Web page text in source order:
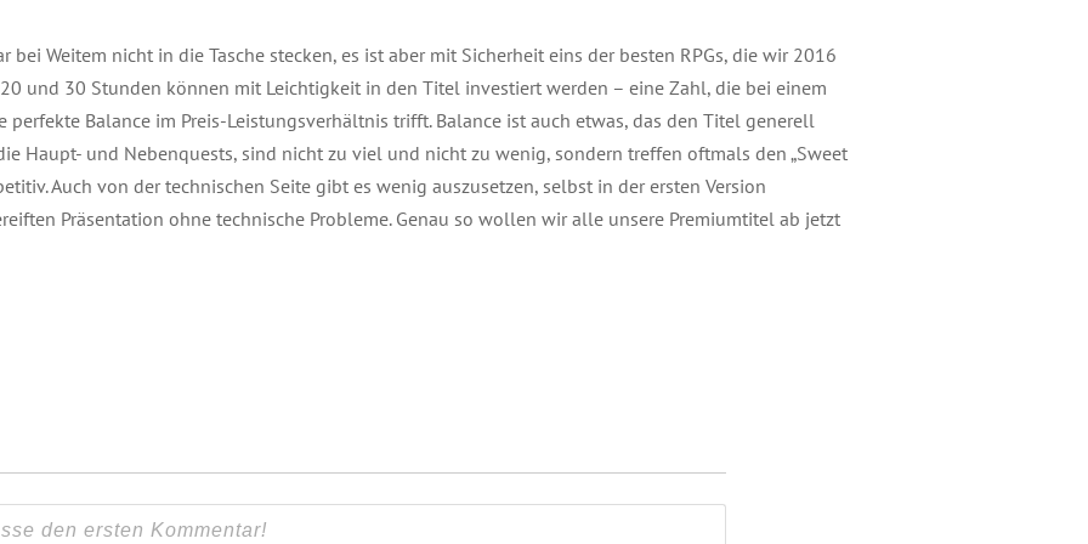
bei Weitem nicht in die Tasche stecken, es ist aber mit Sicherheit eins der besten RPGs, die wir 2016
und 30 Stunden können mit Leichtigkeit in den Titel investiert werden – eine Zahl, die bei einem
perfekte Balance im Preis-Leistungsverhältnis trifft. Balance ist auch etwas, das den Titel generell
Haupt- und Nebenquests, sind nicht zu viel und nicht zu wenig, sondern treffen oftmals den „Sweet
Auch von der technischen Seite gibt es wenig auszusetzen, selbst in der ersten Version
Präsentation ohne technische Probleme. Genau so wollen wir alle unsere Premiumtitel ab jetzt